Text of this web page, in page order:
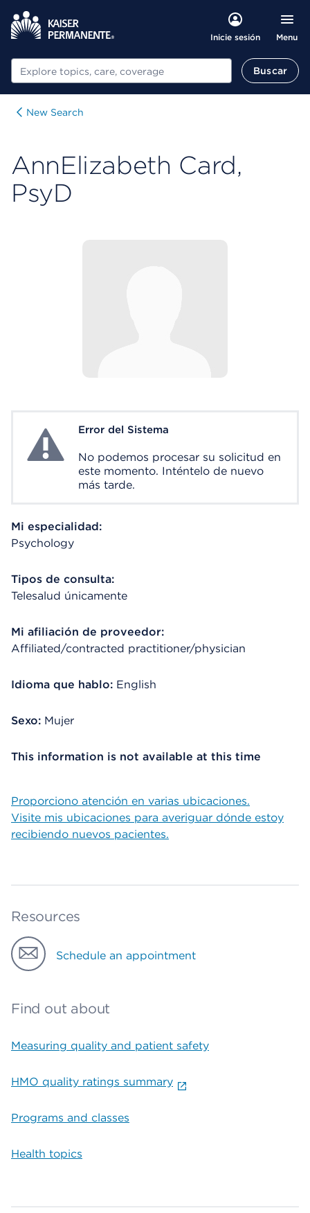
Inicie sesión Menu
Buscar Buscar
New Search
AnnElizabeth Card,
PsyD
System ErrorError del Sistema
No podemos procesar su solicitud en
este momento. Inténtelo de nuevo
más tarde.
Mi especialidad:
Psychology
Tipos de consulta:
Telesalud únicamente
Mi afiliación de proveedor:
Affiliated/contracted practitioner/physician
Idioma que hablo: English
Sexo: Mujer
This information is not available at this time
Proporciono atención en varias ubicaciones.
Visite mis ubicaciones para averiguar dónde estoy
recibiendo nuevos pacientes.
Resources
Schedule an appointment
Find out about
Measuring quality and patient safety
HMO quality ratings summary
Programs and classes
Health topics